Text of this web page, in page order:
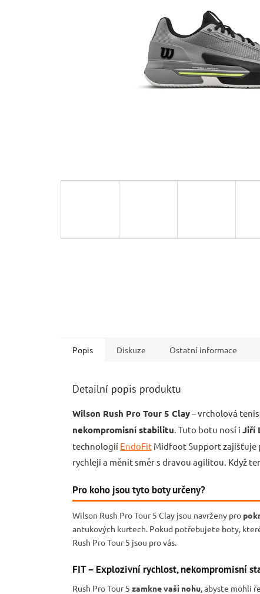
Popis Diskuze Ostatní informace
Detailní popis produktu
Wilson Rush Pro Tour 5 Clay– vrcholová
nekompromisní stabilitu . Tuto botu nosí i Jiří
technologií EndoFit Midfoot Support zajišťuje
rychleji a měnit směr s dravou agilitou. Když
Pro koho jsou tyto boty určeny?
Wilson Rush Pro Tour 5 Clay jsou navrženy pro
antukových kurtech. Pokud potřebujete boty,
Rush Pro Tour 5 jsou pro vás.
FIT – Explozivní rychlost, nekompromisní
Rush Pro Tour 5 zamkne vaši nohu, abyste mohli